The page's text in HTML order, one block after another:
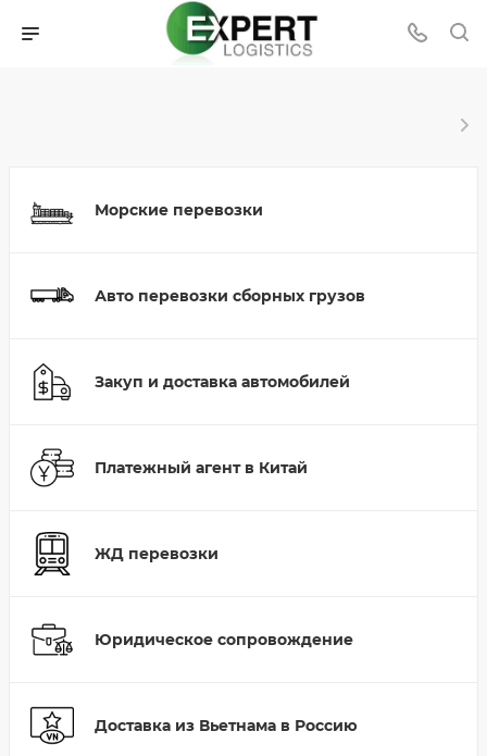
Морские перевозки
Авто перевозки сборных грузов
Закуп и доставка автомобилей
Платежный агент в Китай
ЖД перевозки
Юридическое сопровождение
Доставка из Вьетнама в Россию